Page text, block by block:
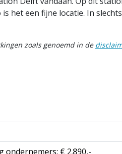
het een fijne locatie. In
zoals genoemd in de
ondernemers: € 2.890,-